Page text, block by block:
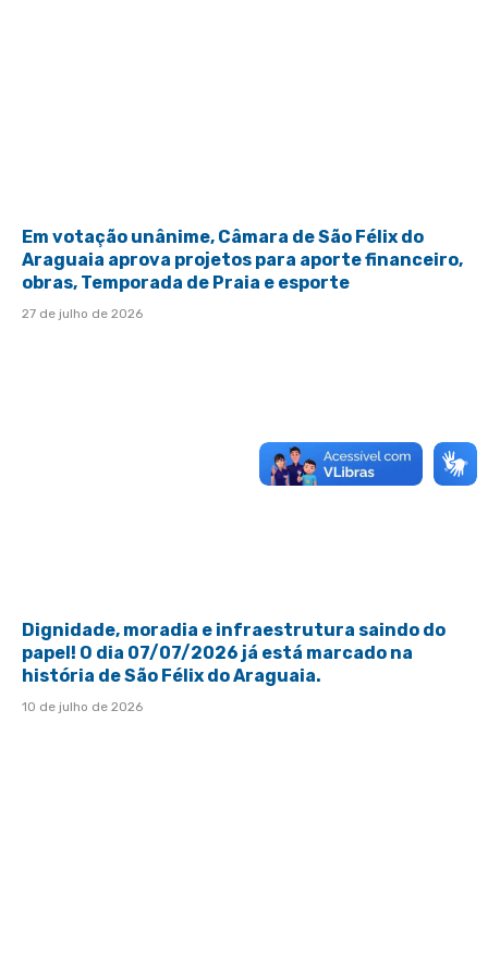
Em votação unânime, Câmara de São Félix do
Araguaia aprova projetos para aporte financeiro,
obras, Temporada de Praia e esporte
27 de julho de 2026
Dignidade, moradia e infraestrutura saindo do
papel! O dia 07/07/2026 já está marcado na
história de São Félix do Araguaia.
10 de julho de 2026